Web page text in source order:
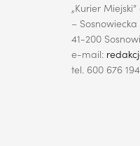
„Kurier
–
41-200
e-mail:
tel. 600 676 194